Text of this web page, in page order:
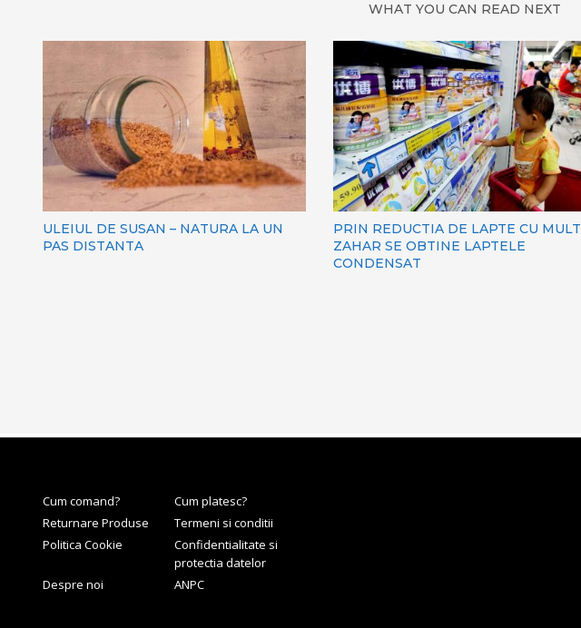
WHAT YOU CAN READ NEXT
ULEIUL DE SUSAN – NATURA LA UN
PAS DISTANTA
PRIN REDUCTIA DE LAPTE CU MULT
ZAHAR SE OBTINE LAPTELE
CONDENSAT
Cum comand?
Cum platesc?
Returnare Produse
Termeni si conditii
Politica Cookie
Confidentialitate si
protectia datelor
Despre noi
ANPC